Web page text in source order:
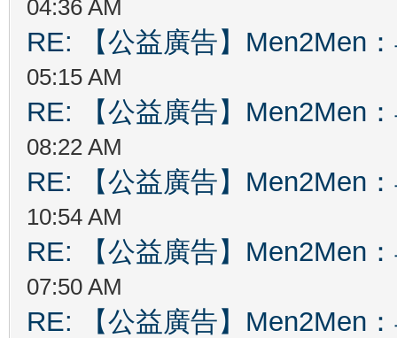
04:36 AM
RE: 【公益廣告】Men2Men
05:15 AM
RE: 【公益廣告】Men2Men
08:22 AM
RE: 【公益廣告】Men2Men
10:54 AM
RE: 【公益廣告】Men2Men
07:50 AM
RE: 【公益廣告】Men2Men